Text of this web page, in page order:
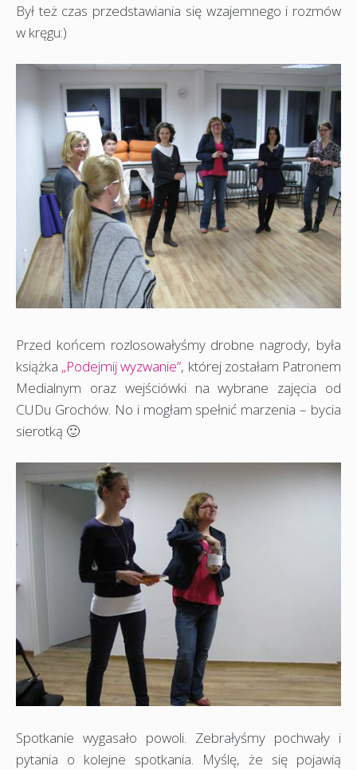
Był też czas przedstawiania się wzajemnego i rozmów
w kręgu:)
Przed końcem rozlosowałyśmy drobne nagrody, była
książka „Podejmij wyzwanie”, której zostałam Patronem
Medialnym oraz wejściówki na wybrane zajęcia od
CUDu Grochów. No i mogłam spełnić marzenia – bycia
sierotką 🙂
Spotkanie wygasało powoli. Zebrałyśmy pochwały i
pytania o kolejne spotkania. Myślę, że się pojawią